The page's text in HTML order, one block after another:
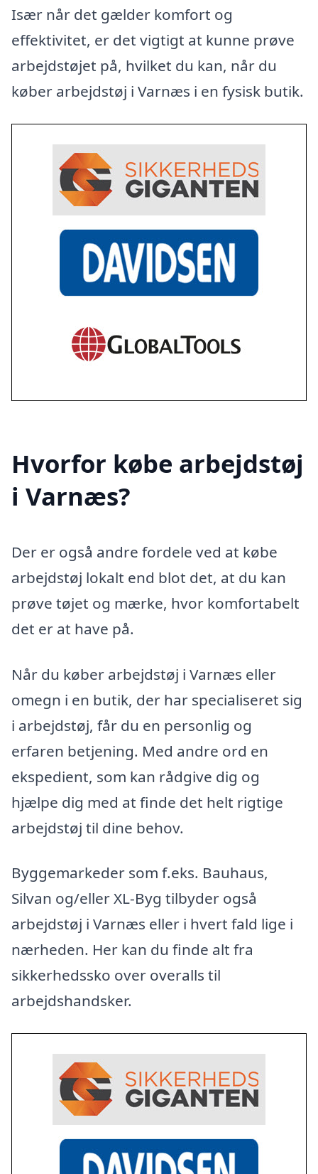
Især når det gælder komfort og
effektivitet, er det vigtigt at kunne prøve
arbejdstøjet på, hvilket du kan, når du
køber arbejdstøj i Varnæs i en fysisk butik.
Hvorfor købe arbejdstøj
i Varnæs?
Der er også andre fordele ved at købe
arbejdstøj lokalt end blot det, at du kan
prøve tøjet og mærke, hvor komfortabelt
det er at have på.
Når du køber arbejdstøj i Varnæs eller
omegn i en butik, der har specialiseret sig
i arbejdstøj, får du en personlig og
erfaren betjening. Med andre ord en
ekspedient, som kan rådgive dig og
hjælpe dig med at finde det helt rigtige
arbejdstøj til dine behov.
Byggemarkeder som f.eks. Bauhaus,
Silvan og/eller XL-Byg tilbyder også
arbejdstøj i Varnæs eller i hvert fald lige i
nærheden. Her kan du finde alt fra
sikkerhedssko over overalls til
arbejdshandsker.